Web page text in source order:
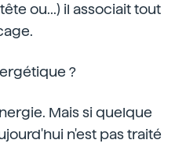
ou...) il associait tout
?
Mais si quelque
n'est pas traité